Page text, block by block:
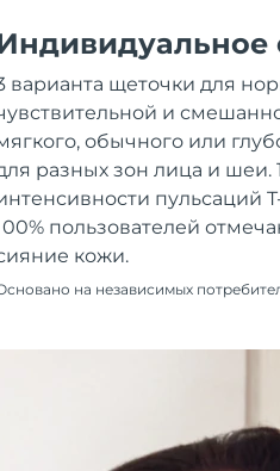
варианта щеточки для
и
обычного или
разных зон лица и шеи.
пульсаций
пользователей
кожи.
на независимых